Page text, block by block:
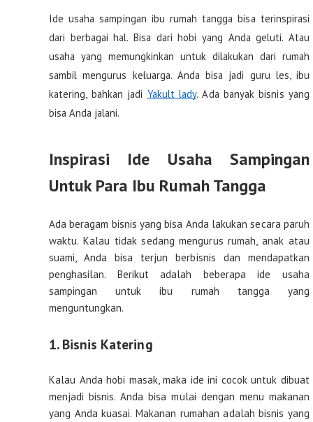
Ide usaha sampingan ibu rumah tangga bisa terinspirasi
dari berbagai hal. Bisa dari hobi yang Anda geluti. Atau
usaha yang memungkinkan untuk dilakukan dari rumah
sambil mengurus keluarga. Anda bisa jadi guru les, ibu
katering, bahkan jadi Yakult lady. Ada banyak bisnis yang
bisa Anda jalani.
Inspirasi Ide Usaha Sampingan
Untuk Para Ibu Rumah Tangga
Ada beragam bisnis yang bisa Anda lakukan secara paruh
waktu. Kalau tidak sedang mengurus rumah, anak atau
suami, Anda bisa terjun berbisnis dan mendapatkan
penghasilan. Berikut adalah beberapa ide usaha
sampingan untuk ibu rumah tangga yang
menguntungkan.
1. Bisnis Katering
Kalau Anda hobi masak, maka ide ini cocok untuk dibuat
menjadi bisnis. Anda bisa mulai dengan menu makanan
yang Anda kuasai. Makanan rumahan adalah bisnis yang